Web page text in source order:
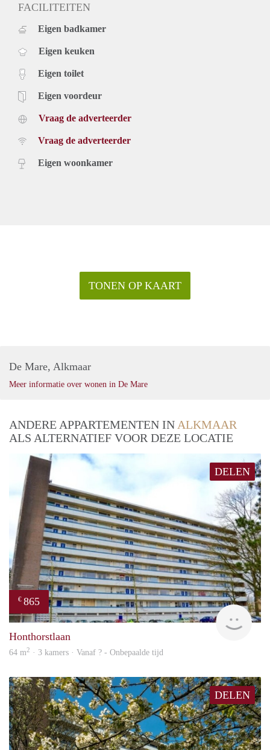
FACILITEITEN
Eigen badkamer
Eigen keuken
Eigen toilet
Eigen voordeur
Vraag de adverteerder
Vraag de adverteerder
Eigen woonkamer
TONEN OP KAART
De Mare, Alkmaar
Meer informatie over wonen in De Mare
ANDERE APPARTEMENTEN IN ALKMAAR
ALS ALTERNATIEF VOOR DEZE LOCATIE
DELEN
€ 865
rent
Honthorstlaan
64 m2 · 3 kamers · Vanaf ? - Onbepaalde tijd
DELEN